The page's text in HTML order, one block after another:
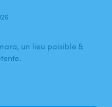
un lieu paisible &